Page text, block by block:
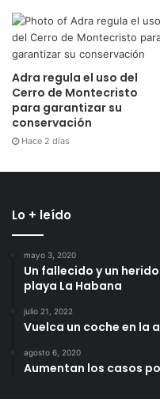
Adra regula el uso del
Cerro de Montecristo
para garantizar su
conservación
Hace 2 días
Lo + leído
mayo 3, 2020
Un fallecido y un
playa La Habana
julio 21, 2022
Vuelca un coche en la
agosto 6, 2020
Aumentan los casos